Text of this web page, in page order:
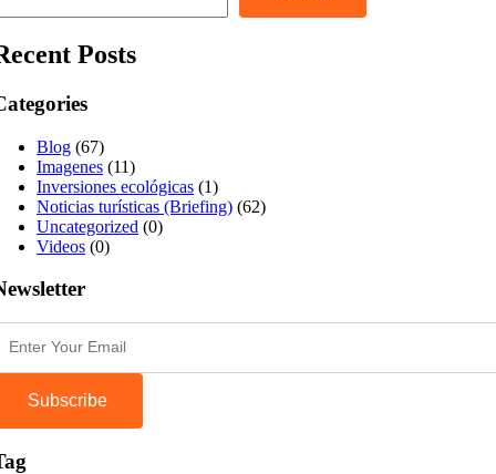
Posts
Blog (67)
Imagenes (11)
Inversiones ecológicas (1)
Noticias turísticas (Briefing) (62)
Uncategorized (0)
Videos (0)
Subscribe